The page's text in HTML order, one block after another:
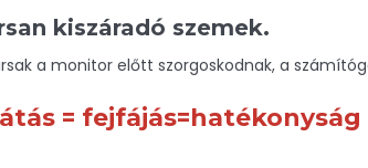
kiszáradó szemek.
a monitor előtt szorgoskodnak, a
= fejfájás=hatékonyság